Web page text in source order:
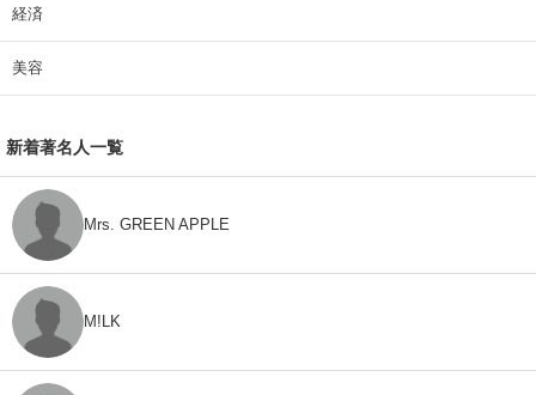
経済
美容
新着著名人一覧
Mrs. GREEN APPLE
M!LK